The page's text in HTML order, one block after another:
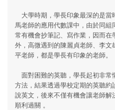
大學時期，學長印象最深的是當
馬老師的應用代數課中，由於同
常有機會抄筆記、寫作業，因而
外，高微遇到的陳麗貞老師、李
平老師，都是學長有印象的老師。
面對困難的英聽，學長起初非常
方法，結果透過學校定期的英聽
說英文，後來不僅有機會讓老師
順利過關 。